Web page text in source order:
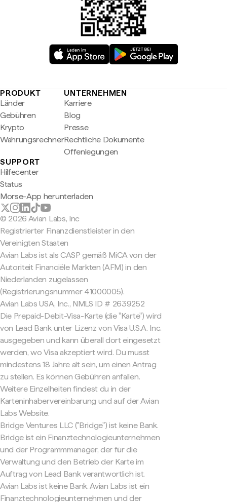
PRODUKT
Länder
Gebühren
Krypto
Währungsrechner
UNTERNEHMEN
Karriere
Blog
Presse
Rechtliche Dokumente
Offenlegungen
SUPPORT
Hilfecenter
Status
Morse-App herunterladen
© 2026 Avian Labs, Inc
Registrierter Finanzdienstleister in den
Vereinigten Staaten
Avian Labs ist als CASP gemäß MiCA von der
Autoriteit Financiële Markten (AFM) in den
Niederlanden zugelassen
(Registrierungsnummer 41000005).
Avian Labs USA, Inc., NMLS ID # 2639252
Die Prepaid-Debit-Visa-Karte (die "Karte") wird
von Lead Bank unter Lizenz von Visa U.S.A. Inc.
ausgegeben und kann überall dort eingesetzt
werden, wo Visa akzeptiert wird. Du musst
mindestens 18 Jahre alt sein, um einen Antrag
zu stellen. Es können Gebühren anfallen.
Weitere Einzelheiten findest du in der
Karteninhabervereinbarung und auf der Avian
Labs Website.
Bridge Ventures LLC ("Bridge") ist keine Bank.
Bridge ist ein Finanztechnologieunternehmen
und der Programmmanager, der für die
Verwaltung und den Betrieb der Karte im
Auftrag von Lead Bank verantwortlich ist.
Avian Labs ist keine Bank. Avian Labs ist ein
Finanztechnologieunternehmen und der